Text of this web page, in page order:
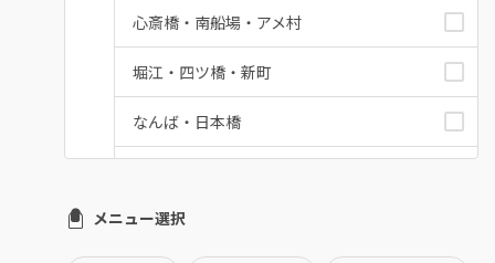
心斎橋・南船場・アメ村
堀江・四ツ橋・新町
なんば・日本橋
福島区・野田
メニュー選択